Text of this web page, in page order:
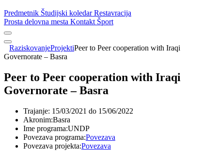
Predmetnik Študijski koledarRestavracija
Prosta delovna mesta Kontakt Šport
RaziskovanjeProjektiPeer to Peer cooperation with Iraqi
Governorate – Basra
Peer to Peer cooperation with Iraqi
Governorate – Basra
Trajanje: 15/03/2021 do 15/06/2022
Akronim:Basra
Ime programa:UNDP
Povezava programa:Povezava
Povezava projekta:Povezava